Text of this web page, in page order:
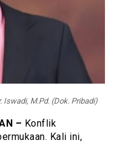
Iswadi, M.Pd. (Dok. Pribadi)
– Konflik
Kali ini,